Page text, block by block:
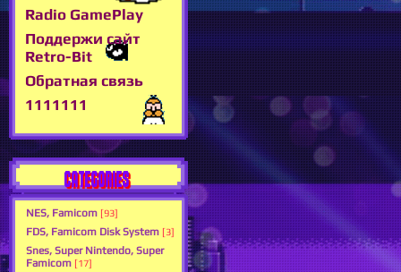
Radio GamePlay
Поддержи сайт
Retro-Bit
Обратная связь
1111111
CATEGORIES
NES, Famicom [93]
FDS, Famicom Disk System [3]
Snes, Super Nintendo, Super
Famicom [17]